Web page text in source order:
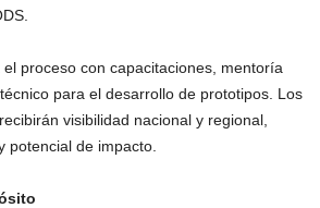
proceso con capacitaciones, mentoría
para el desarrollo de prototipos. Los
visibilidad nacional y regional,
de impacto.